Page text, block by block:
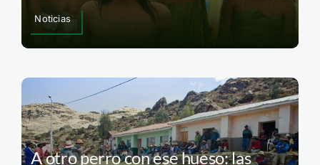
Noticias
A otro perro con ese hueso: las